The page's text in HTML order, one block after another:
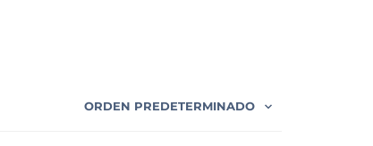
ORDEN PREDETERMINADO